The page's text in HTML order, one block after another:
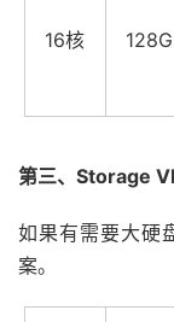
16核 128G
第三、Storage
如果有需要大硬
案。